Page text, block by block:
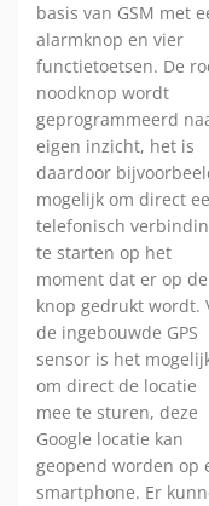
basis van GSM met
alarmknop en vier
functietoetsen. De
noodknop wordt
geprogrammeerd
eigen inzicht, het is
daardoor
mogelijk om direct
telefonisch
te starten op het
moment dat er op de
knop gedrukt wordt.
de ingebouwde GPS
sensor is het
om direct de locatie
mee te sturen, deze
Google locatie kan
geopend worden op
smartphone. Er